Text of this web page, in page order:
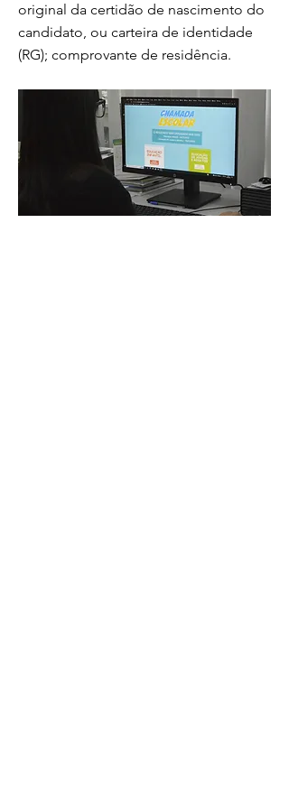
original da certidão de nascimento do
candidato, ou carteira de identidade
(RG); comprovante de residência.